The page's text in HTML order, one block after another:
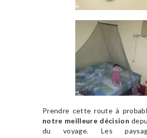
Prendre cette route à
notre meilleure décision
du voyage. Les